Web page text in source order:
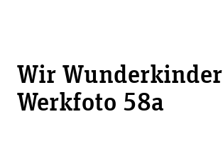
Wir Wunderkinder
Werkfoto 58a